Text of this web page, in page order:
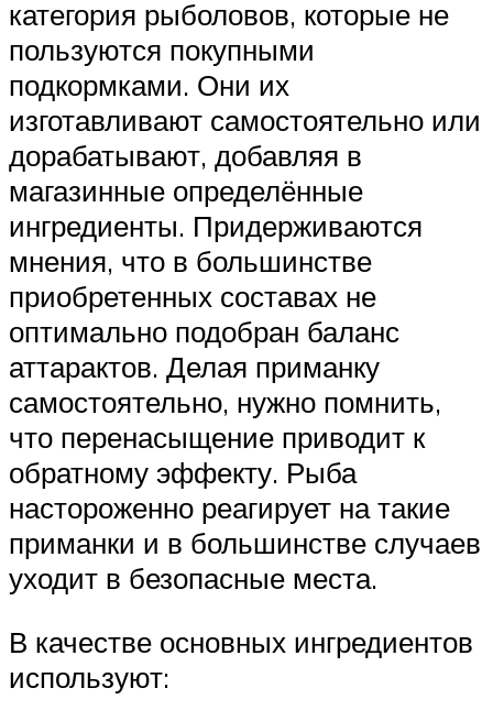
категория рыболовов, которые не
пользуются покупными
подкормками. Они их
изготавливают самостоятельно или
дорабатывают, добавляя в
магазинные определённые
ингредиенты. Придерживаются
мнения, что в большинстве
приобретенных составах не
оптимально подобран баланс
аттарактов. Делая приманку
самостоятельно, нужно помнить,
что перенасыщение приводит к
обратному эффекту. Рыба
настороженно реагирует на такие
приманки и в большинстве случаев
уходит в безопасные места.
В качестве основных ингредиентов
используют: